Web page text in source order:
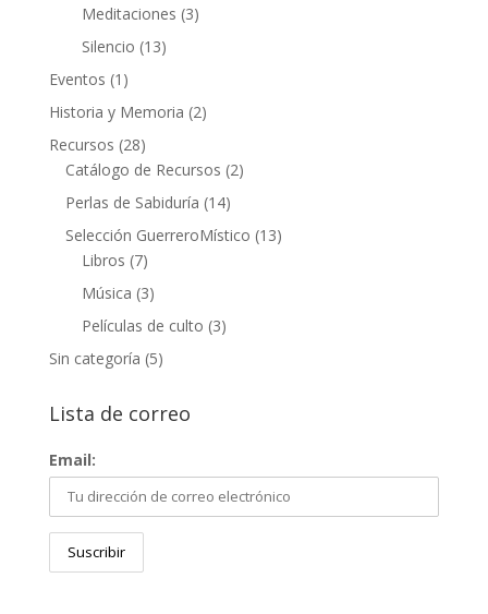
Meditaciones (3)
Silencio (13)
Eventos (1)
Historia y Memoria (2)
Recursos (28)
Catálogo de Recursos (2)
Perlas de Sabiduría (14)
Selección GuerreroMístico (13)
Libros (7)
Música (3)
Películas de culto (3)
Sin categoría (5)
Lista de correo
Email: